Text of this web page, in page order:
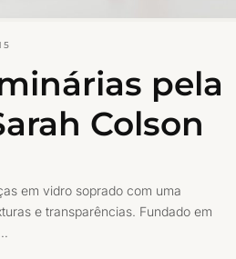
pela
Colson
em vidro soprado com uma
e transparências. Fundado em